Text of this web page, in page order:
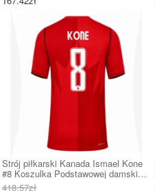
Strój piłkarski Kanada Ismael Kone
#8 Koszulka Podstawowej damskie
MŚ 2026 Krótki Rękaw
418.57zł